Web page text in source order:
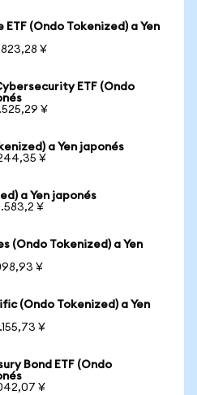
(Ondo Tokenized) a Yen
¥
ETF (Ondo
¥
a Yen japonés
¥
a Yen japonés
¥
(Ondo Tokenized) a Yen
¥
(Ondo Tokenized) a Yen
¥
Bond ETF (Ondo
¥